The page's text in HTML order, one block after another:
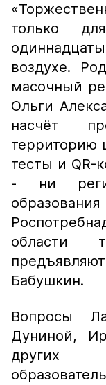
только
воздухе.
масочный
Ольги
насчёт
территорию
тесты и QR-
- ни
области
Бабушкин.
Вопросы
Дуниной,
других